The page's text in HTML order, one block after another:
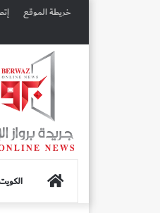
خريطة الموقع
الصفحة